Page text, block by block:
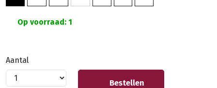
Op voorraad: 1
Aantal
Bestellen